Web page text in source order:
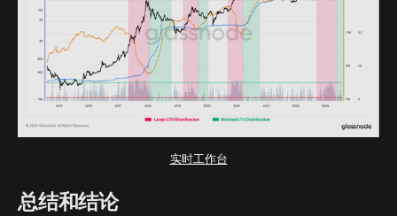
实时工作台
总结和结论